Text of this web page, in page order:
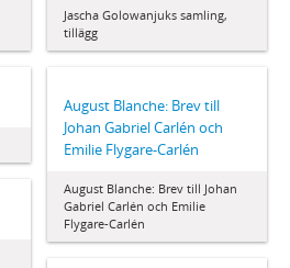
Jascha Golowanjuks samling,
tillägg
August Blanche: Brev till
Johan Gabriel Carlén och
Emilie Flygare-Carlén
August Blanche: Brev till Johan
Gabriel Carlén och Emilie
Flygare-Carlén